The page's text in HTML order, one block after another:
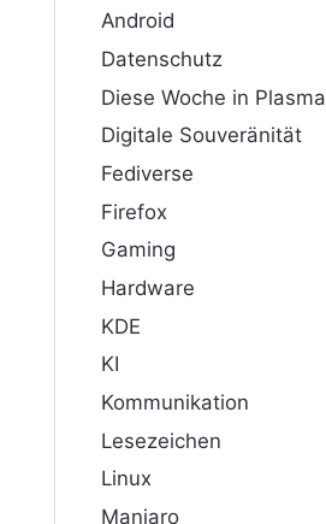
Android
Datenschutz
Diese Woche in Plasma
Digitale Souveränität
Fediverse
Firefox
Gaming
Hardware
KDE
KI
Kommunikation
Lesezeichen
Linux
Manjaro